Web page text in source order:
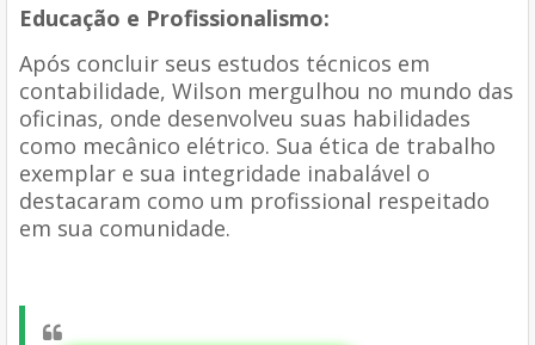
Educação e Profissionalismo:
Após concluir seus estudos técnicos em
contabilidade, Wilson mergulhou no mundo das
oficinas, onde desenvolveu suas habilidades
como mecânico elétrico. Sua ética de trabalho
exemplar e sua integridade inabalável o
destacaram como um profissional respeitado
em sua comunidade.